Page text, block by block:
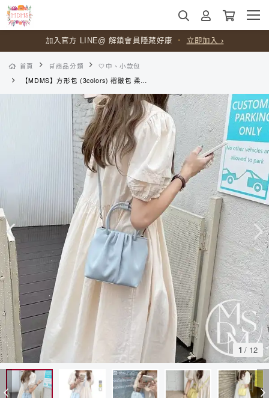
加入官方 LINE@ 解鎖會員隱藏好康 ・ 立即加入 ›
首頁 🛒商品分類
🤍中、小款包
【MDMS】方形包 (3colors) 褶皺包 柔軟皮 手提包 休閒 小方包 包包 側背包 斜背包 斜背包 小包包 小方包 小廢包 B190
1 / 12